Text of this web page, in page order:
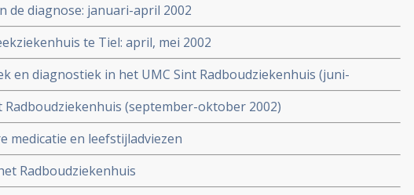
de diagnose: januari-april 2002
te Tiel: april, mei 2002
en diagnostiek in het UMC Sint Radboudziekenhuis (juni-
(september-oktober 2002)
medicatie en leefstijladviezen
Radboudziekenhuis